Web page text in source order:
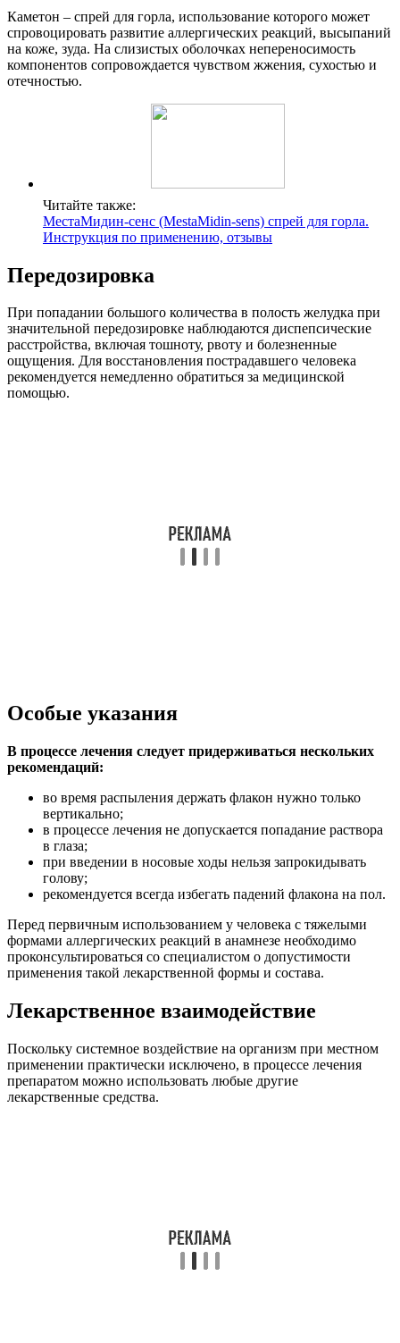
Каметон – спрей для горла, использование которого может
спровоцировать развитие аллергических реакций, высыпаний
на коже, зуда. На слизистых оболочках непереносимость
компонентов сопровождается чувством жжения, сухостью и
отечностью.
Читайте также:
МестаМидин-сенс (MestaMidin-sens) спрей для горла.
Инструкция по применению, отзывы
Передозировка
При попадании большого количества в полость желудка при
значительной передозировке наблюдаются диспепсические
расстройства, включая тошноту, рвоту и болезненные
ощущения. Для восстановления пострадавшего человека
рекомендуется немедленно обратиться за медицинской
помощью.
Особые указания
В процессе лечения следует придерживаться нескольких
рекомендаций:
во время распыления держать флакон нужно только
вертикально;
в процессе лечения не допускается попадание раствора
в глаза;
при введении в носовые ходы нельзя запрокидывать
голову;
рекомендуется всегда избегать падений флакона на пол.
Перед первичным использованием у человека с тяжелыми
формами аллергических реакций в анамнезе необходимо
проконсультироваться со специалистом о допустимости
применения такой лекарственной формы и состава.
Лекарственное взаимодействие
Поскольку системное воздействие на организм при местном
применении практически исключено, в процессе лечения
препаратом можно использовать любые другие
лекарственные средства.